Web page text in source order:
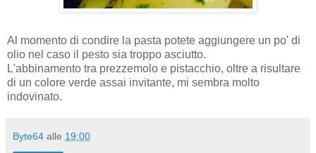
Al momento di condire la pasta potete aggiungere un po' di
olio nel caso il pesto sia troppo asciutto.
L'abbinamento tra prezzemolo e pistacchio, oltre a risultare
di un colore verde assai invitante, mi sembra molto
indovinato.
Byte64 alle 19:00